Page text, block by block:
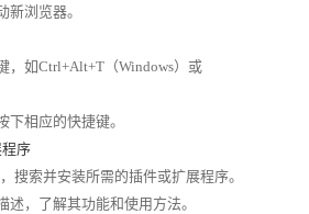
新浏览器。
，如Ctrl+Alt+T（Windows）或
下相应的快捷键。
序
搜索并安装所需的插件或扩展程序。
述，了解其功能和使用方法。